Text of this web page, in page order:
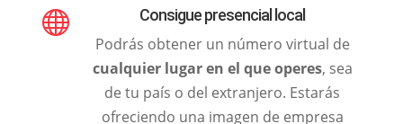
 Consigue presencial local
Podrás obtener un número virtual de
cualquier lugar en el que operes, sea
de tu país o del extranjero. Estarás
ofreciendo una imagen de empresa